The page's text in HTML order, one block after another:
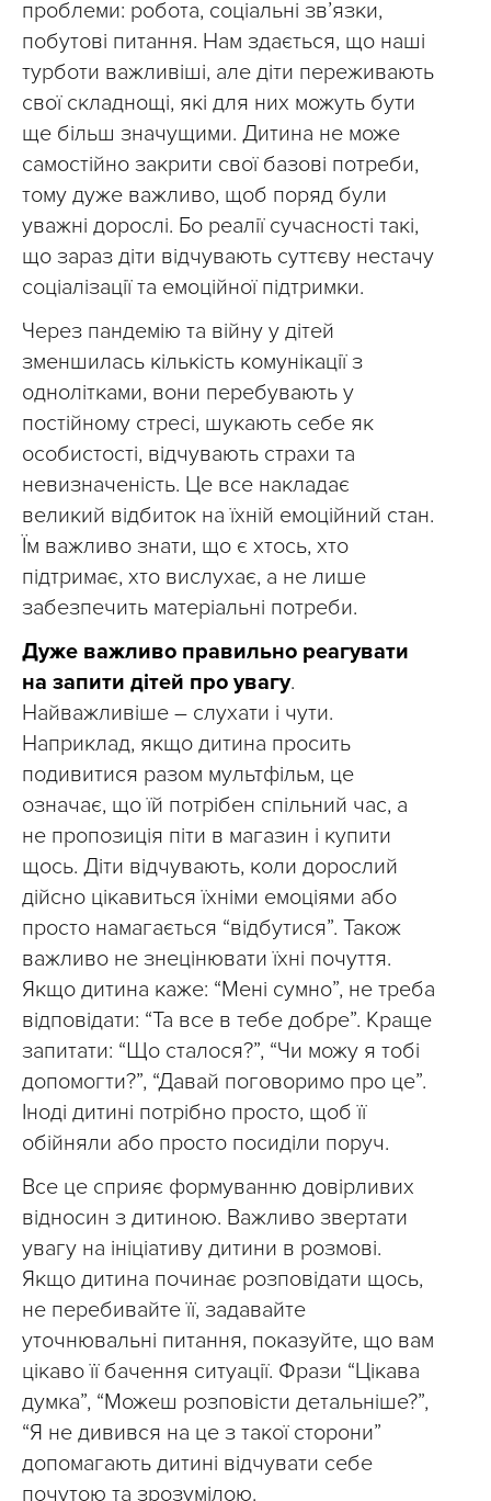
проблеми: робота, соціальні зв’язки,
побутові питання. Нам здається, що наші
турботи важливіші, але діти переживають
свої складнощі, які для них можуть бути
ще більш значущими. Дитина не може
самостійно закрити свої базові потреби,
тому дуже важливо, щоб поряд були
уважні дорослі. Бо реалії сучасності такі,
що зараз діти відчувають суттєву нестачу
соціалізації та емоційної підтримки.
Через пандемію та війну у дітей
зменшилась кількість комунікації з
однолітками, вони перебувають у
постійному стресі, шукають себе як
особистості, відчувають страхи та
невизначеність. Це все накладає
великий відбиток на їхній емоційний стан.
Їм важливо знати, що є хтось, хто
підтримає, хто вислухає, а не лише
забезпечить матеріальні потреби.
Дуже важливо правильно реагувати
на запити дітей про увагу.
Найважливіше – слухати і чути.
Наприклад, якщо дитина просить
подивитися разом мультфільм, це
означає, що їй потрібен спільний час, а
не пропозиція піти в магазин і купити
щось. Діти відчувають, коли дорослий
дійсно цікавиться їхніми емоціями або
просто намагається “відбутися”. Також
важливо не знецінювати їхні почуття.
Якщо дитина каже: “Мені сумно”, не треба
відповідати: “Та все в тебе добре”. Краще
запитати: “Що сталося?”, “Чи можу я тобі
допомогти?”, “Давай поговоримо про це”.
Іноді дитині потрібно просто, щоб її
обійняли або просто посиділи поруч.
Все це сприяє формуванню довірливих
відносин з дитиною. Важливо звертати
увагу на ініціативу дитини в розмові.
Якщо дитина починає розповідати щось,
не перебивайте її, задавайте
уточнювальні питання, показуйте, що вам
цікаво її бачення ситуації. Фрази “Цікава
думка”, “Можеш розповісти детальніше?”,
“Я не дивився на це з такої сторони”
допомагають дитині відчувати себе
почутою та зрозумілою.